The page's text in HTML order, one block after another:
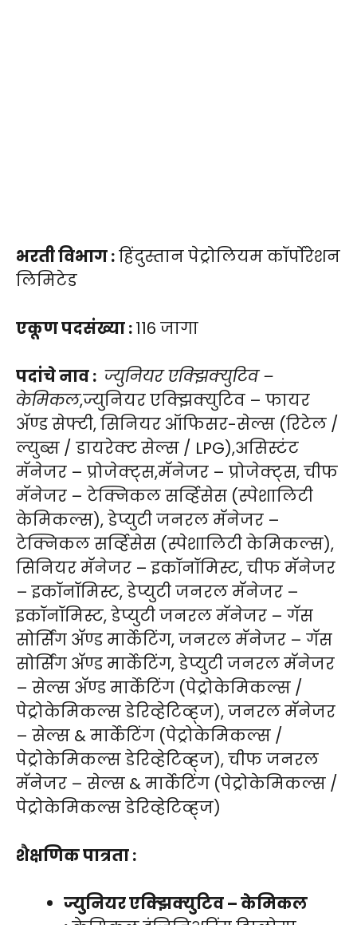
भरती विभाग :हिंदुस्तान पेट्रोलियम कॉर्पोरेशन
लिमिटेड
एकूण पदसंख्या :116 जागा
पदांचे नाव : ज्युनियर एक्झिक्युटिव –
केमिकल,ज्युनियर एक्झिक्युटिव – फायर
अ‍ॅण्ड सेफ्टी, सिनियर ऑफिसर-सेल्स (रिटेल /
ल्युब्स / डायरेक्ट सेल्स / LPG),असिस्टंट
मॅनेजर – प्रोजेक्ट्स,मॅनेजर – प्रोजेक्ट्स, चीफ
मॅनेजर – टेक्निकल सर्व्हिसेस (स्पेशालिटी
केमिकल्स), डेप्युटी जनरल मॅनेजर –
टेक्निकल सर्व्हिसेस (स्पेशालिटी केमिकल्स),
सिनियर मॅनेजर – इकॉनॉमिस्ट, चीफ मॅनेजर
– इकॉनॉमिस्ट, डेप्युटी जनरल मॅनेजर –
इकॉनॉमिस्ट, डेप्युटी जनरल मॅनेजर – गॅस
सोर्सिंग अ‍ॅण्ड मार्केटिंग, जनरल मॅनेजर – गॅस
सोर्सिंग अ‍ॅण्ड मार्केटिंग, डेप्युटी जनरल मॅनेजर
– सेल्स अ‍ॅण्ड मार्केटिंग (पेट्रोकेमिकल्स /
पेट्रोकेमिकल्स डेरिव्हेटिव्ह्ज), जनरल मॅनेजर
– सेल्स & मार्केटिंग (पेट्रोकेमिकल्स /
पेट्रोकेमिकल्स डेरिव्हेटिव्ह्ज), चीफ जनरल
मॅनेजर – सेल्स & मार्केटिंग (पेट्रोकेमिकल्स /
पेट्रोकेमिकल्स डेरिव्हेटिव्ह्ज)
शैक्षणिक पात्रता :
ज्युनियर एक्झिक्युटिव – केमिकल